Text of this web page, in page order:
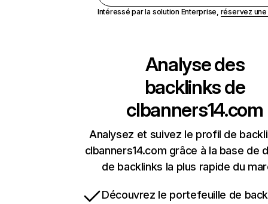
Intéressé par la solution Enterprise, réservez
Analyse des
backlinks de
clbanners14.com
Analysez et suivez le profil de
clbanners14.com grâce à la base de
de backlinks la plus rapide du
Découvrez le portefeuille de